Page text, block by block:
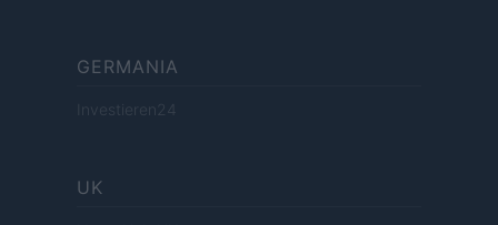
GERMANIA
Investieren24
UK